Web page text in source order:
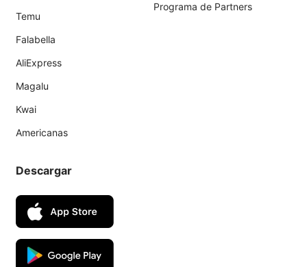
Temu
Falabella
AliExpress
Magalu
Kwai
Americanas
Programa de Partners
Descargar